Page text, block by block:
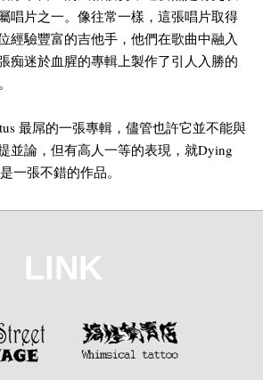
唱片之一。像往常一樣，這張唱片取得
經驗豐富的吉他手，他們在歌曲中融入
痴迷於血腥的專輯上製作了引人入勝的
最屌的一張專輯，儘管也許它並不能與
並論，但有高人一等的表現，就Dying
一張不錯的作品。
LINK